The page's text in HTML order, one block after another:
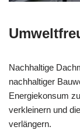
Nachhaltige
nachhaltiger
Energiekonsum
verkleinern und
verlängern.